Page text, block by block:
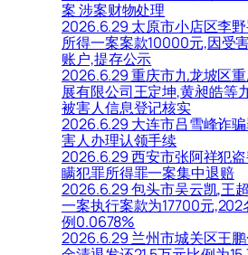
案 涉案财物处理
2026.6.29 太原市小店区李
所得一案案款10000元,因受
账户,提存公示
2026.6.29 重庆市九龙坡区
展有限公司王定坤,黄昶皓等
被害人信息登记核实
2026.6.29 大连市吕雪峰诈
害人办理认领手续
2026.6.29 西安市张阿祥犯
瞒犯罪所得罪一案集中退赔
2026.6.29 包头市吴云凯,王
一案执行案款为17700元
例0.0678%
2026.6.29 兰州市城关区王